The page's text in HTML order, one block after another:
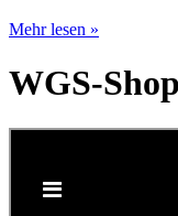
Mehr lesen »
WGS-Shop